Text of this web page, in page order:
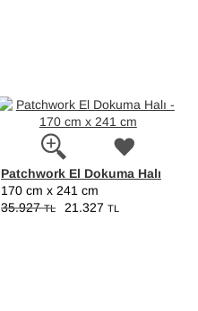
Patchwork El Dokuma Halı
170 cm x 241 cm
35.927TL 21.327 TL